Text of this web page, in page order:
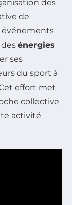
des
de
événements
énergies
ses
du sport à
effort met
collective
activité